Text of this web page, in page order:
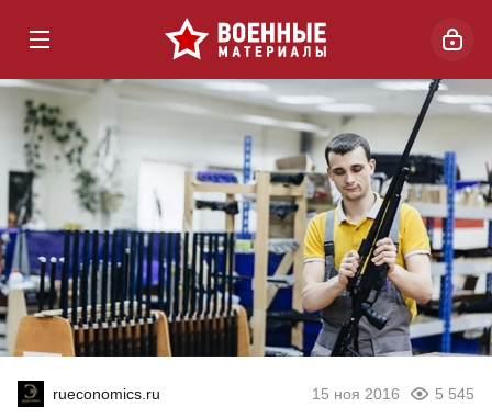
rueconomics.ru 15 ноя 2016 5 545